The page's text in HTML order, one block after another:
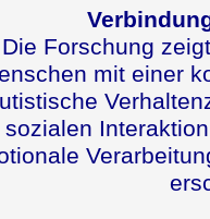
Die Forschung
mit einer
sozialen